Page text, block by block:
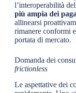
l’interoperabilità
più ampia dei
allinearsi
rimanere conformi
portata di mercato.
Domanda dei
frictionless
Le aspettative dei